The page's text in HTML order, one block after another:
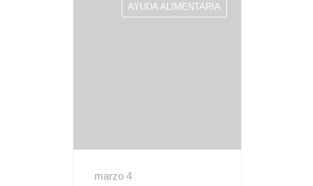
AYUDA ALIMENTARIA
marzo 4